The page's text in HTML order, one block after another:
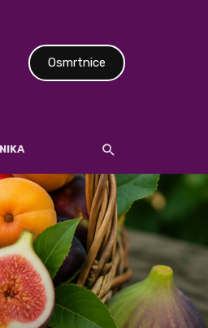
Osmrtnice